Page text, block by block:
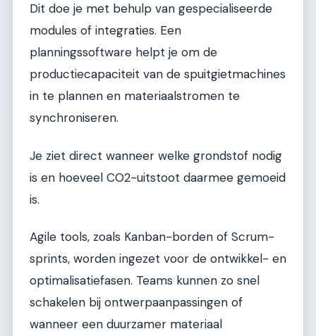
Dit doe je met behulp van gespecialiseerde
modules of integraties. Een
planningssoftware helpt je om de
productiecapaciteit van de spuitgietmachines
in te plannen en materiaalstromen te
synchroniseren.
Je ziet direct wanneer welke grondstof nodig
is en hoeveel CO2-uitstoot daarmee gemoeid
is.
Agile tools, zoals Kanban-borden of Scrum-
sprints, worden ingezet voor de ontwikkel- en
optimalisatiefasen. Teams kunnen zo snel
schakelen bij ontwerpaanpassingen of
wanneer een duurzamer materiaal